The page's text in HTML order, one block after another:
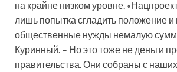
на крайне низком уровне.
лишь попытка сгладить положение и
общественные нужды немалую
Куринный. – Но это тоже не деньги
правительства. Они собраны с